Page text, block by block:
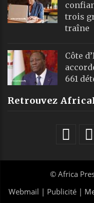
trois
traîne
Côte
661
Retrouvez
© Africa
Webmail | Publicité |